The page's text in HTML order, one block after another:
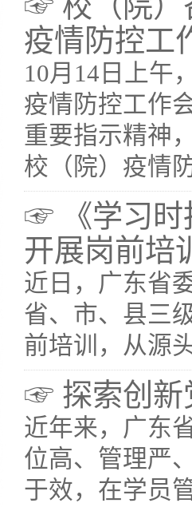
疫情防控工
10月14日上午
疫情防控工作
重要指示精神
校（院）疫情
☞ 《学习时
开展岗前培
近日，广东省
省、市、县三
前培训，从源
☞ 探索创新
近年来，广东
位高、管理严
于效，在学员